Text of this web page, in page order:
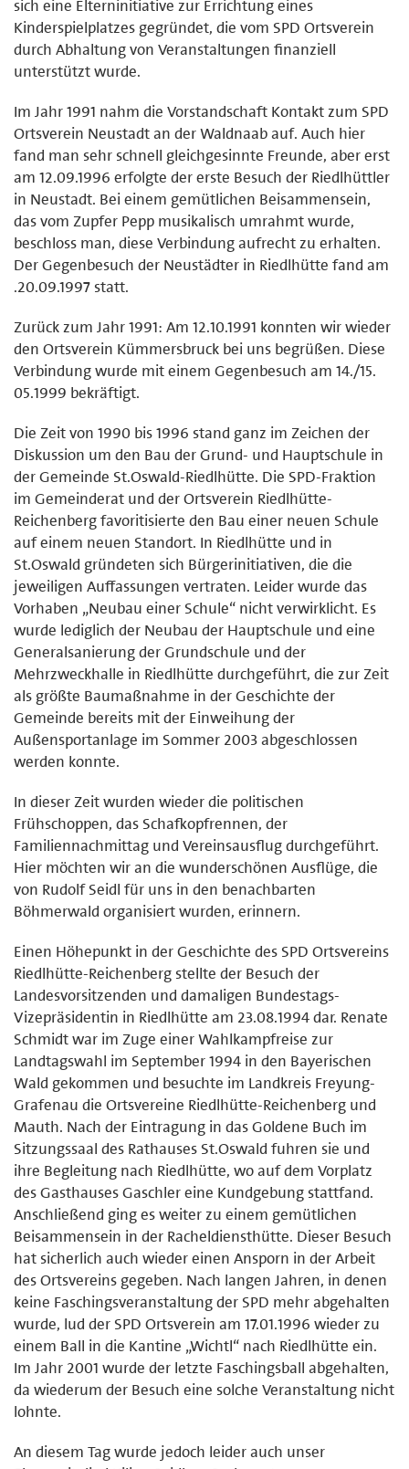
sich eine Elterninitiative zur Errichtung eines
Kinderspielplatzes gegründet, die vom SPD Ortsverein
durch Abhaltung von Veranstaltungen finanziell
unterstützt wurde.
Im Jahr 1991 nahm die Vorstandschaft Kontakt zum SPD
Ortsverein Neustadt an der Waldnaab auf. Auch hier
fand man sehr schnell gleichgesinnte Freunde, aber erst
am 12.09.1996 erfolgte der erste Besuch der Riedlhüttler
in Neustadt. Bei einem gemütlichen Beisammensein,
das vom Zupfer Pepp musikalisch umrahmt wurde,
beschloss man, diese Verbindung aufrecht zu erhalten.
Der Gegenbesuch der Neustädter in Riedlhütte fand am
.20.09.1997 statt.
Zurück zum Jahr 1991: Am 12.10.1991 konnten wir wieder
den Ortsverein Kümmersbruck bei uns begrüßen. Diese
Verbindung wurde mit einem Gegenbesuch am 14./15.
05.1999 bekräftigt.
Die Zeit von 1990 bis 1996 stand ganz im Zeichen der
Diskussion um den Bau der Grund- und Hauptschule in
der Gemeinde St.Oswald-Riedlhütte. Die SPD-Fraktion
im Gemeinderat und der Ortsverein Riedlhütte-
Reichenberg favoritisierte den Bau einer neuen Schule
auf einem neuen Standort. In Riedlhütte und in
St.Oswald gründeten sich Bürgerinitiativen, die die
jeweiligen Auffassungen vertraten. Leider wurde das
Vorhaben „Neubau einer Schule“ nicht verwirklicht. Es
wurde lediglich der Neubau der Hauptschule und eine
Generalsanierung der Grundschule und der
Mehrzweckhalle in Riedlhütte durchgeführt, die zur Zeit
als größte Baumaßnahme in der Geschichte der
Gemeinde bereits mit der Einweihung der
Außensportanlage im Sommer 2003 abgeschlossen
werden konnte.
In dieser Zeit wurden wieder die politischen
Frühschoppen, das Schafkopfrennen, der
Familiennachmittag und Vereinsausflug durchgeführt.
Hier möchten wir an die wunderschönen Ausflüge, die
von Rudolf Seidl für uns in den benachbarten
Böhmerwald organisiert wurden, erinnern.
Einen Höhepunkt in der Geschichte des SPD Ortsvereins
Riedlhütte-Reichenberg stellte der Besuch der
Landesvorsitzenden und damaligen Bundestags-
Vizepräsidentin in Riedlhütte am 23.08.1994 dar. Renate
Schmidt war im Zuge einer Wahlkampfreise zur
Landtagswahl im September 1994 in den Bayerischen
Wald gekommen und besuchte im Landkreis Freyung-
Grafenau die Ortsvereine Riedlhütte-Reichenberg und
Mauth. Nach der Eintragung in das Goldene Buch im
Sitzungssaal des Rathauses St.Oswald fuhren sie und
ihre Begleitung nach Riedlhütte, wo auf dem Vorplatz
des Gasthauses Gaschler eine Kundgebung stattfand.
Anschließend ging es weiter zu einem gemütlichen
Beisammensein in der Racheldiensthütte. Dieser Besuch
hat sicherlich auch wieder einen Ansporn in der Arbeit
des Ortsvereins gegeben. Nach langen Jahren, in denen
keine Faschingsveranstaltung der SPD mehr abgehalten
wurde, lud der SPD Ortsverein am 17.01.1996 wieder zu
einem Ball in die Kantine „Wichtl“ nach Riedlhütte ein.
Im Jahr 2001 wurde der letzte Faschingsball abgehalten,
da wiederum der Besuch eine solche Veranstaltung nicht
lohnte.
An diesem Tag wurde jedoch leider auch unser